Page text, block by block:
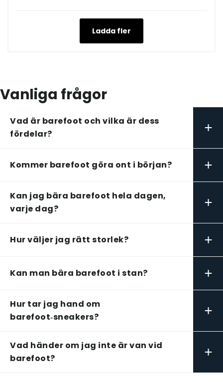
Ladda fler
Vanliga frågor
Vad är barefoot och vilka är dess
fördelar?
+
Kommer barefoot göra ont i början? +
Kan jag bära barefoot hela dagen,
varje dag?
+
Hur väljer jag rätt storlek? +
Kan man bära barefoot i stan? +
Hur tar jag hand om
barefoot‑sneakers?
+
Vad händer om jag inte är van vid
barefoot?
+